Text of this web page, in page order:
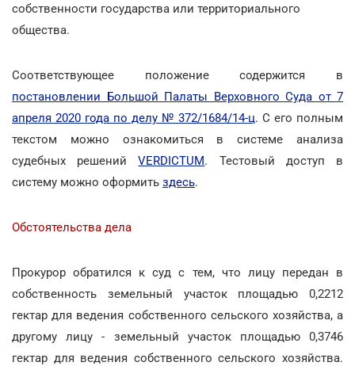
собственности государства или территориального
общества.
Соответствующее положение содержится в
постановлении Большой Палаты Верховного Суда от 7
апреля 2020 года по делу № 372/1684/14-ц. С его полным
текстом можно ознакомиться в системе анализа
судебных решенийVERDICTUM. Тестовый доступ в
систему можно оформить здесь.
Обстоятельства дела
Прокурор обратился к суд с тем, что лицу передан в
собственность земельный участок площадью 0,2212
гектар для ведения собственного сельского хозяйства, а
другому лицу - земельный участок площадью 0,3746
гектар для ведения собственного сельского хозяйства.